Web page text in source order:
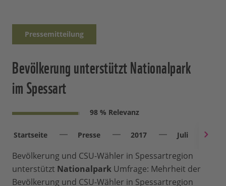
Pressemitteilung
Bevölkerung unterstützt Nationalpark
im Spessart
98 % Relevanz
Startseite Presse 2017 Juli
Bevölkerung und CSU-Wähler in Spessartregion
unterstützt Nationalpark Umfrage: Mehrheit der
Bevölkerung und CSU-Wähler in Spessartregion